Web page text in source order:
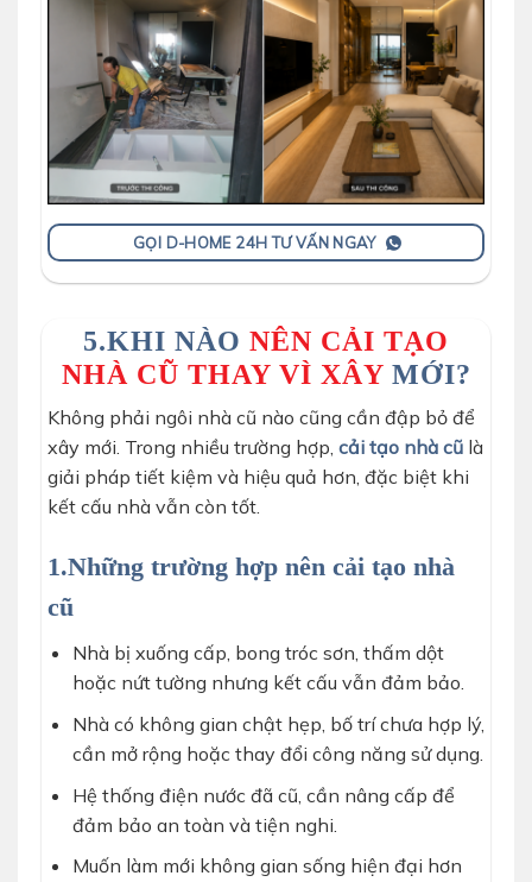
GỌI D-HOME 24H TƯ VẤN NGAY
5.KHI NÀO NÊN CẢI TẠO
NHÀ CŨ THAY VÌ XÂYMỚI?
Không phải ngôi nhà cũ nào cũng cần đập bỏ để
xây mới. Trong nhiều trường hợp, cải tạo nhà cũ là
giải pháp tiết kiệm và hiệu quả hơn, đặc biệt khi
kết cấu nhà vẫn còn tốt.
1.Những trường hợp nên cải tạo nhà
cũ
Nhà bị xuống cấp, bong tróc sơn, thấm dột
hoặc nứt tường nhưng kết cấu vẫn đảm bảo.
Nhà có không gian chật hẹp, bố trí chưa hợp lý,
cần mở rộng hoặc thay đổi công năng sử dụng.
Hệ thống điện nước đã cũ, cần nâng cấp để
đảm bảo an toàn và tiện nghi.
Muốn làm mới không gian sống hiện đại hơn